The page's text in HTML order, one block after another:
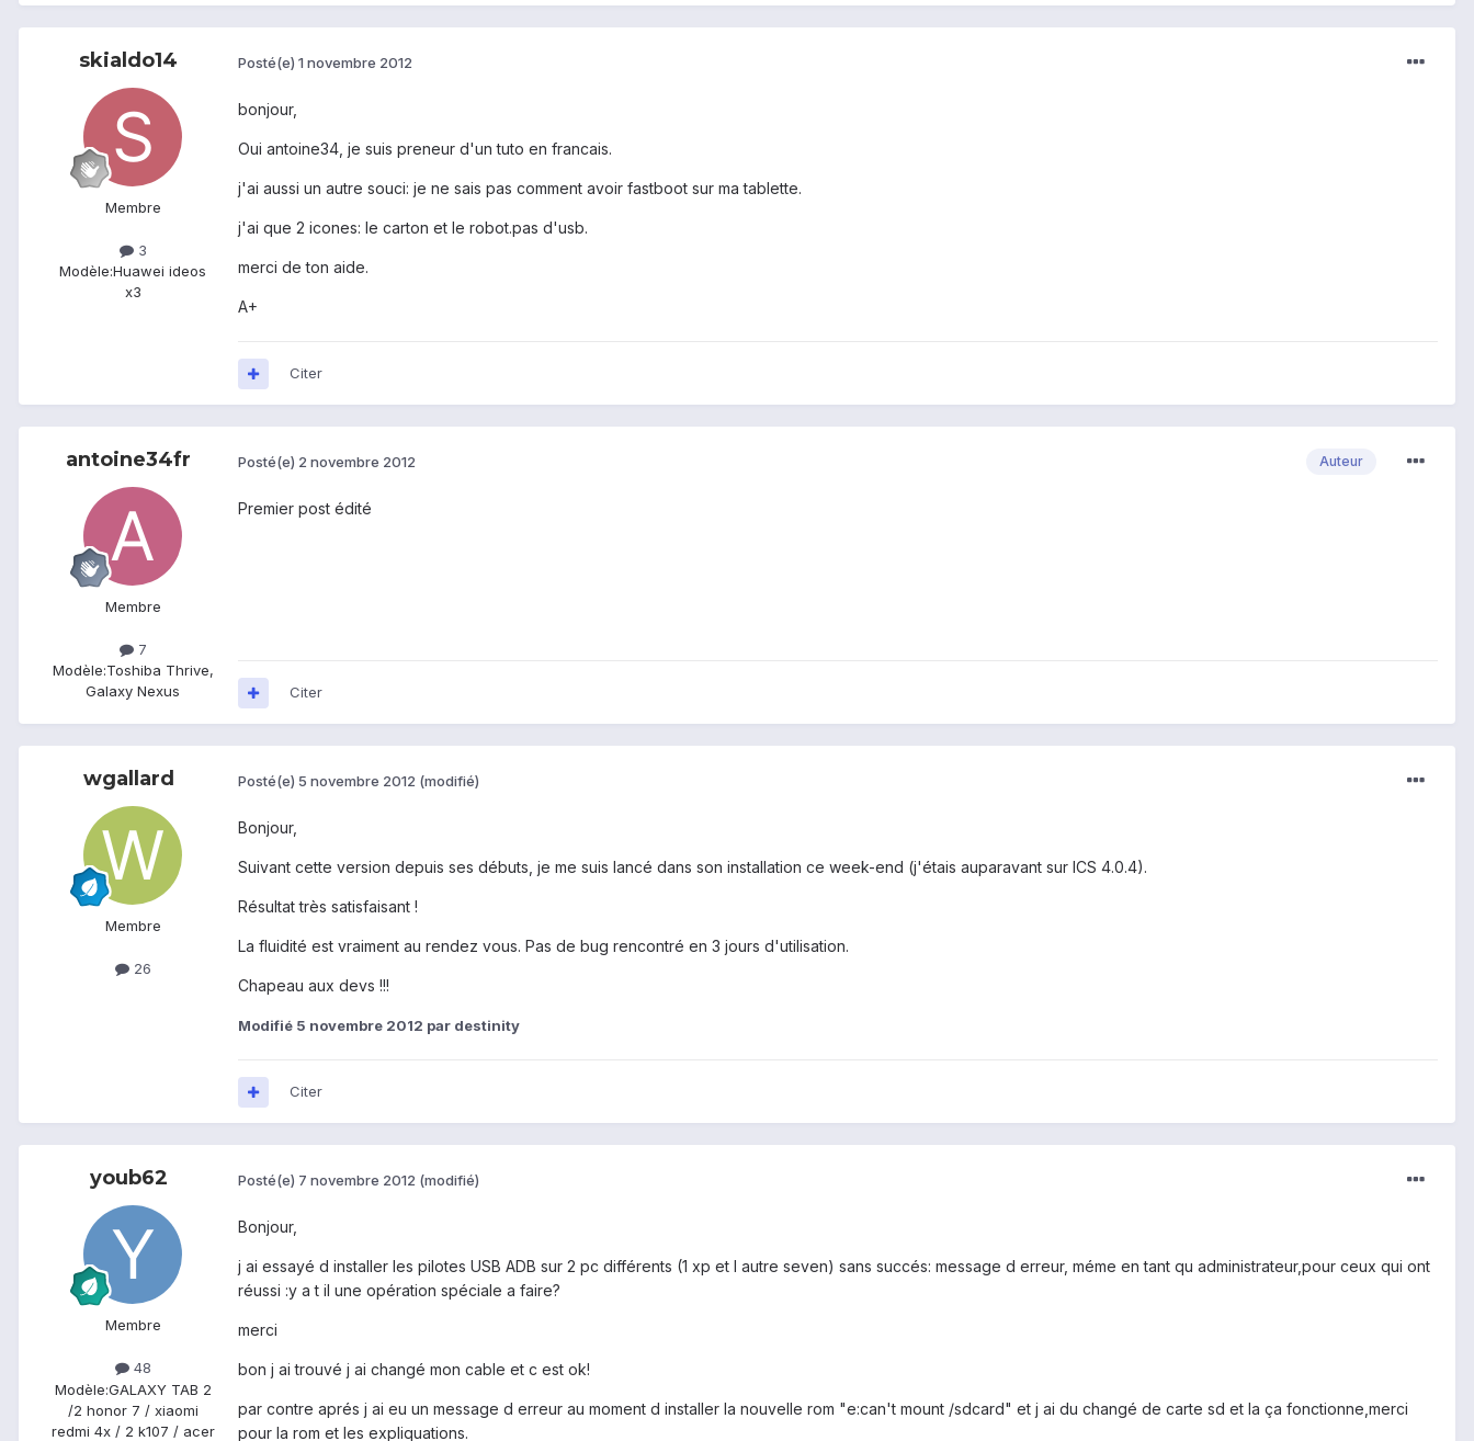
skialdo14
Membre
3
Modèle:Huawei ideos
x3
Posté(e) 1 novembre 2012
bonjour,
Oui antoine34, je suis preneur d'un tuto en francais.
j'ai aussi un autre souci: je ne sais pas comment avoir fastboot sur ma tablette.
j'ai que 2 icones: le carton et le robot.pas d'usb.
merci de ton aide.
A+
Citer
antoine34fr
Membre
7
Modèle:Toshiba Thrive,
Galaxy Nexus
Auteur
Posté(e) 2 novembre 2012
Premier post édité
Citer
wgallard
Membre
26
Posté(e) 5 novembre 2012 (modifié)
Bonjour,
Suivant cette version depuis ses débuts, je me suis lancé dans son installation ce week-end (j'étais auparavant sur ICS 4.0.4).
Résultat très satisfaisant !
La fluidité est vraiment au rendez vous. Pas de bug rencontré en 3 jours d'utilisation.
Chapeau aux devs !!!
Modifié 5 novembre 2012 par destinity
Citer
youb62
Membre
48
Modèle:GALAXY TAB 2
/2 honor 7 / xiaomi
redmi 4x / 2 k107 / acer
Posté(e) 7 novembre 2012 (modifié)
Bonjour,
j ai essayé d installer les pilotes USB ADB sur 2 pc différents (1 xp et l autre seven) sans succés: message d erreur, méme en tant qu administrateur,pour ceux qui ont
réussi :y a t il une opération spéciale a faire?
merci
bon j ai trouvé j ai changé mon cable et c est ok!
par contre aprés j ai eu un message d erreur au moment d installer la nouvelle rom "e:can't mount /sdcard" et j ai du changé de carte sd et la ça fonctionne,merci
pour la rom et les expliquations.